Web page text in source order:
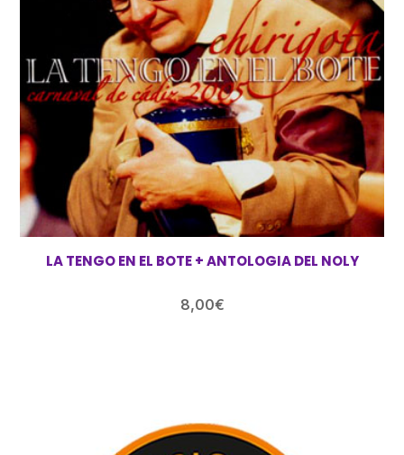
LA TENGO EN EL BOTE + ANTOLOGIA DEL NOLY
8,00€